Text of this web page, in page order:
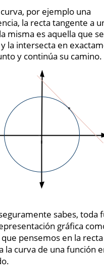
por ejemplo una
la recta tangente a
misma es aquella que se
la intersecta en
y continúa su camino.
sabes, toda
gráfica
pensemos en la recta
la curva de una función